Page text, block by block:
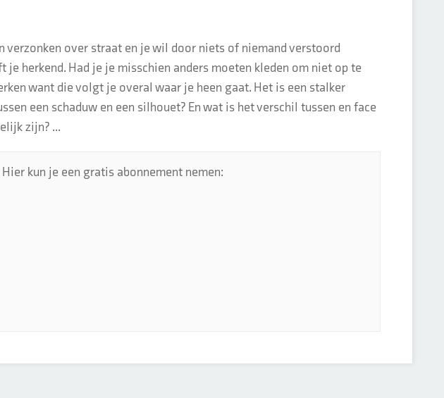
verzonken over straat en je wil door niets of niemand verstoord
herkend. Had je je misschien anders moeten kleden om niet op te
want die volgt je overal waar je heen gaat. Het is een stalker
een schaduw en een silhouet? En wat is het verschil tussen en face
zijn? ...
kun je een gratis abonnement nemen: